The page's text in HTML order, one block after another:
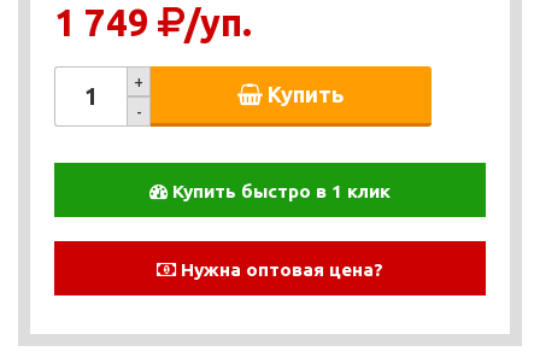
1 749 /уп.
+
-
Купить
Купить быстро в 1 клик
Нужна оптовая цена?